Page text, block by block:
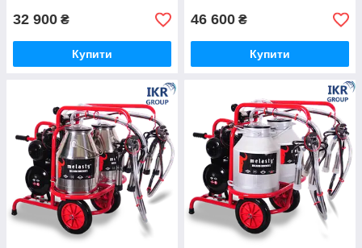
32 900 ₴
Купити
46 600 ₴
Купити